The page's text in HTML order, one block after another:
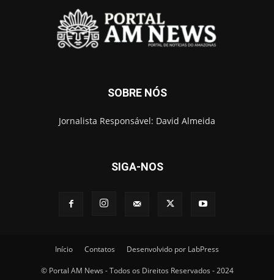
SOBRE NÓS
Jornalista Responsável: David Almeida
SIGA-NOS
Início Contatos Desenvolvido por LabPress
© Portal AM News - Todos os Direitos Reservados - 2024